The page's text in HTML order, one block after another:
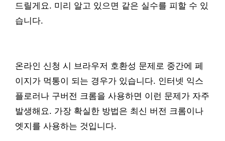
드릴게요. 미리 알고 있으면 같은 실수를 피할 수 있
습니다.
온라인 신청 시 브라우저 호환성 문제로 중간에 페
이지가 먹통이 되는 경우가 있습니다. 인터넷 익스
플로러나 구버전 크롬을 사용하면 이런 문제가 자주
발생해요. 가장 확실한 방법은 최신 버전 크롬이나
엣지를 사용하는 것입니다.